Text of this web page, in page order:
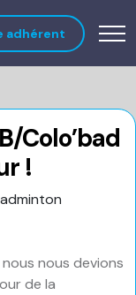
adhérent
Colo’bad
!
nous devions
de la